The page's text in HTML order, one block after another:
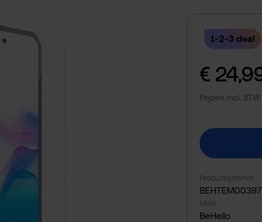
1-2-3 deal
Normale prijs:
€
Prijzen incl.
Productnummer:
BEHTEM00397
Merk:
BeHello